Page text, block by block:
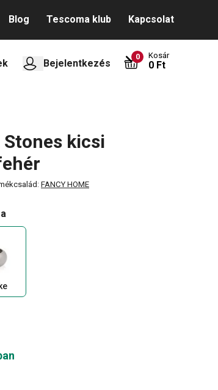
Blog Tescoma klub Kapcsolat
Bejelentkezés
0 Kosár
0 Ft
Stones kicsi
FANCY HOME